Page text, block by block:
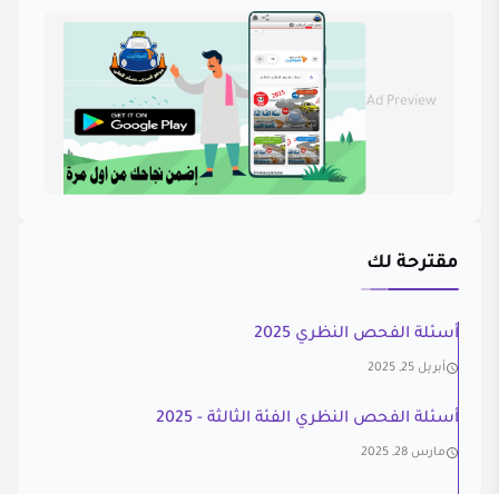
Ad Preview
مقترحة لك
أسئلة الفحص النظري 2025
أبريل 25, 2025
أسئلة الفحص النظري الفئة الثالثة - 2025
مارس 28, 2025